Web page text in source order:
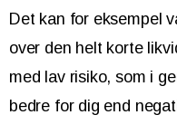
Det kan for eksempel
over den helt korte
med lav risiko, som i
bedre for dig end